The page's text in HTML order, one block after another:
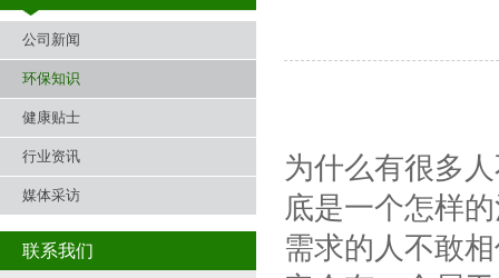
公司新闻
环保知识
健康贴士
行业资讯
媒体采访
联系我们
为什么有很多
底是一个怎样
需求的人不敢